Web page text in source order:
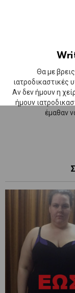
Θα με
ιατροδικαστικές
Αν δεν ήμουν η
ήμουν
έμαθαν